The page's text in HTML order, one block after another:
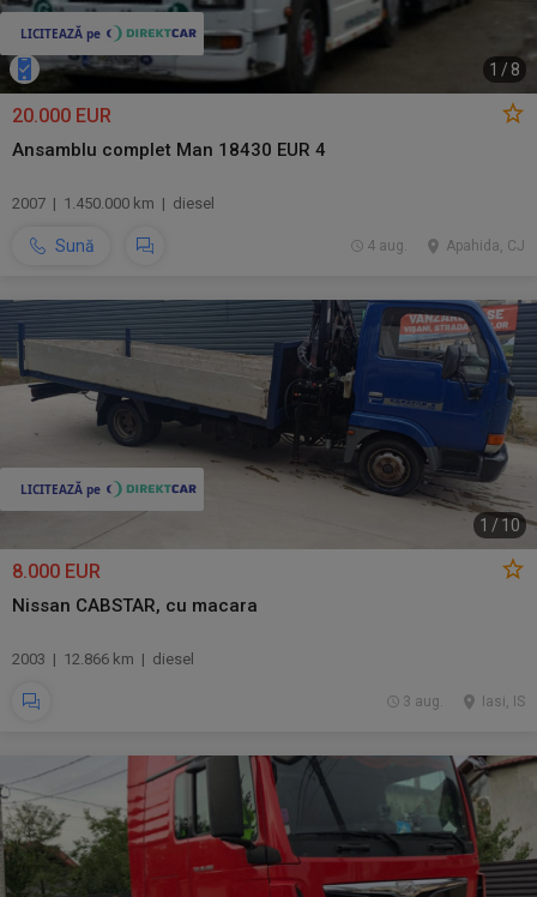
1 / 8
20.000 EUR
Ansamblu complet Man 18430 EUR 4
2007 | 1.450.000 km | diesel
Sună Apahida, CJ
4 aug.
1 / 10
8.000 EUR
Nissan CABSTAR, cu macara
2003 | 12.866 km | diesel
Iasi, IS
3 aug.